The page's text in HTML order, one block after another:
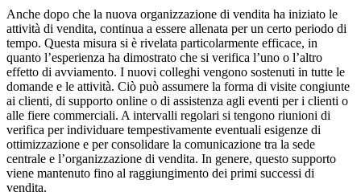
Anche dopo che la nuova organizzazione di vendita ha iniziato le
attività di vendita, continua a essere allenata per un certo periodo di
tempo. Questa misura si è rivelata particolarmente efficace, in
quanto l’esperienza ha dimostrato che si verifica l’uno o l’altro
effetto di avviamento. I nuovi colleghi vengono sostenuti in tutte le
domande e le attività. Ciò può assumere la forma di visite congiunte
ai clienti, di supporto online o di assistenza agli eventi per i clienti o
alle fiere commerciali. A intervalli regolari si tengono riunioni di
verifica per individuare tempestivamente eventuali esigenze di
ottimizzazione e per consolidare la comunicazione tra la sede
centrale e l’organizzazione di vendita. In genere, questo supporto
viene mantenuto fino al raggiungimento dei primi successi di
vendita.